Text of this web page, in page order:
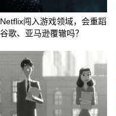
Netflix闯入游戏领域，会重蹈
谷歌、亚马逊覆辙吗？